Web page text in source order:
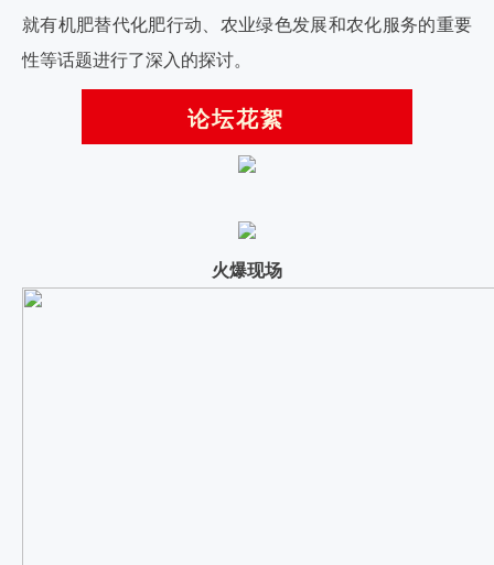
就有机肥替代化肥行动、农业绿色发展和农化服务的重要
性等话题进行了深入的探讨。
论坛花絮
火爆现场